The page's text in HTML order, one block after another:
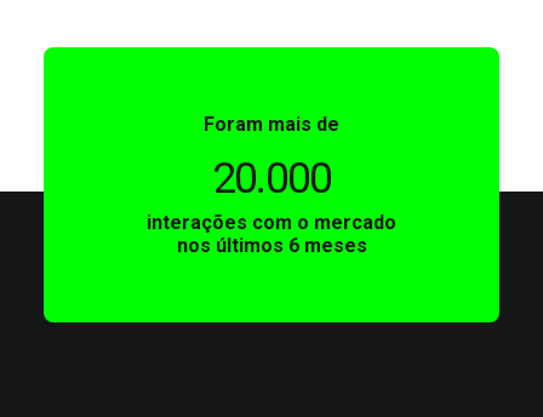
Foram mais de
20.000
interações com o mercado
nos últimos 6 meses